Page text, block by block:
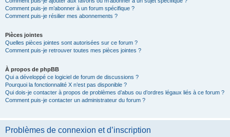
Comment puis-je m’abonner à un forum spécifique ?
Comment puis-je résilier mes abonnements ?
Pièces jointes
Quelles pièces jointes sont autorisées sur ce forum ?
Comment puis-je retrouver toutes mes pièces jointes ?
À propos de phpBB
Qui a développé ce logiciel de forum de discussions ?
Pourquoi la fonctionnalité X n’est pas disponible ?
Qui dois-je contacter à propos de problèmes d’abus ou d’ordres légaux liés à ce forum ?
Comment puis-je contacter un administrateur du forum ?
Problèmes de connexion et d’inscription